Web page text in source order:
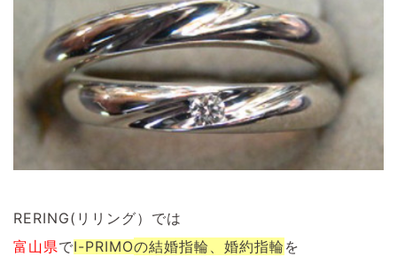
RERING(リリング）では
富山県でI-PRIMOの結婚指輪、婚約指輪 を